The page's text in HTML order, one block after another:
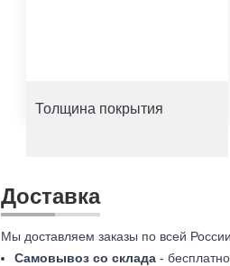
Толщина покрытия
Доставка
Мы доставляем заказы по всей
Самовывоз со склада -